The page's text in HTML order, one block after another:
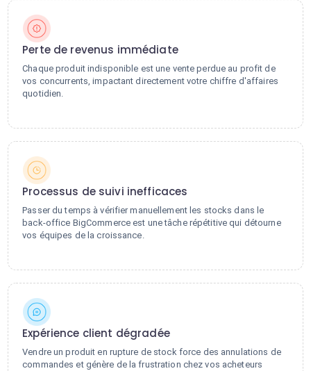
Perte de revenus immédiate
Chaque produit indisponible est une vente perdue au profit de
vos concurrents, impactant directement votre chiffre d'affaires
quotidien.
Processus de suivi inefficaces
Passer du temps à vérifier manuellement les stocks dans le
back-office BigCommerce est une tâche répétitive qui détourne
vos équipes de la croissance.
Expérience client dégradée
Vendre un produit en rupture de stock force des annulations de
commandes et génère de la frustration chez vos acheteurs